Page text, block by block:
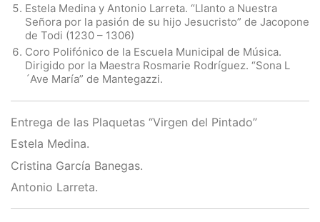
Estela Medina y Antonio Larreta. “Llanto a Nuestra
Señora por la pasión de su hijo Jesucristo” de Jacopone
de Todi (1230 – 1306)
Coro Polifónico de la Escuela Municipal de Música.
Dirigido por la Maestra Rosmarie Rodríguez. “Sona L
´Ave María” de Mantegazzi.
Entrega de las Plaquetas “Virgen del Pintado”
Estela Medina.
Cristina García Banegas.
Antonio Larreta.